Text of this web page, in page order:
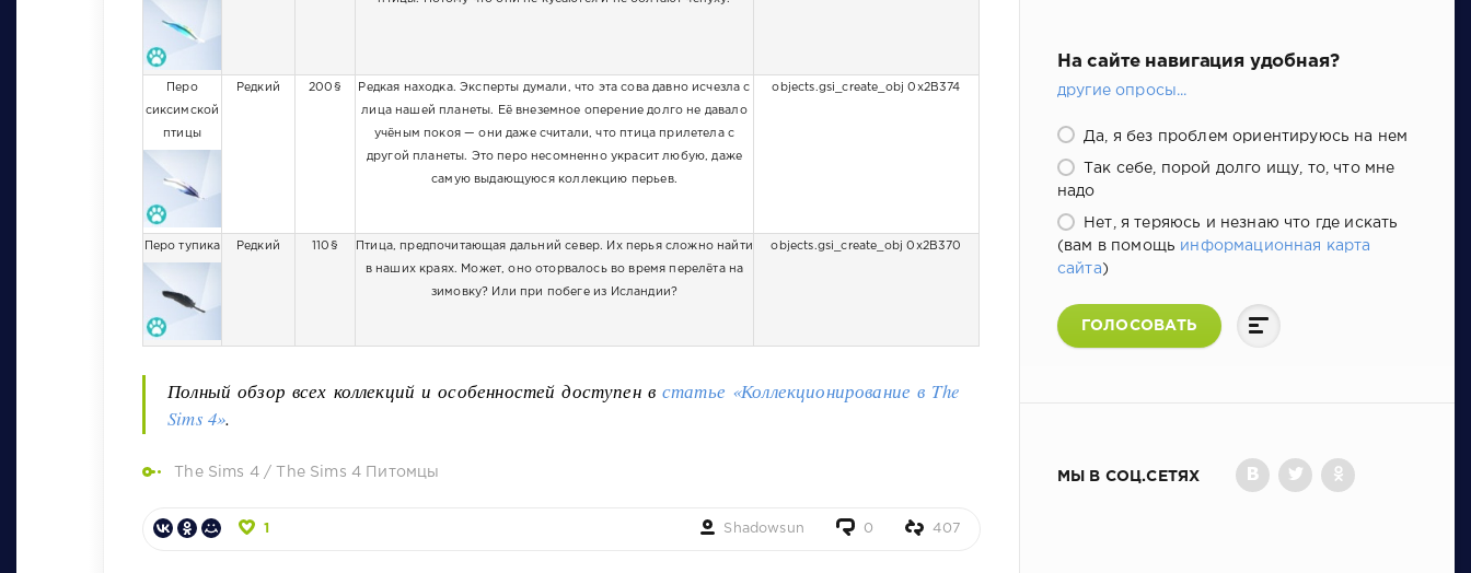
Перо
сиксимской
птицы
Редкий 200§ Редкая находка. Эксперты думали, что эта сова давно исчезла с
лица нашей планеты. Её внеземное оперение долго не давало
учёным покоя — они даже считали, что птица прилетела с
другой планеты. Это перо несомненно украсит любую, даже
самую выдающуюся коллекцию перьев.
objects.gsi_create_obj 0x2B374
Перо тупика Редкий 110§ Птица, предпочитающая дальний север. Их перья сложно найти
в наших краях. Может, оно оторвалось во время перелёта на
зимовку? Или при побеге из Исландии?
objects.gsi_create_obj 0x2B370
Полный обзор всех коллекций и особенностей доступен в статье «Коллекционирование в The
Sims 4».
The Sims 4/ The Sims 4 Питомцы
1 Shadowsun 0 407
На сайте навигация удобная?
другие опросы...
Да, я без проблем ориентируюсь на нем
Так себе, порой долго ищу, то, что мне
надо
Нет, я теряюсь и незнаю что где искать
(вам в помощь информационная карта
сайта )
ГОЛОСОВАТЬ
МЫ В СОЦ.СЕТЯХ